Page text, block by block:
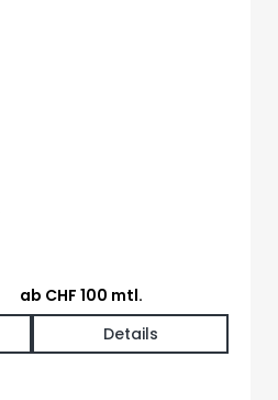
ab CHF 100 mtl.
Details